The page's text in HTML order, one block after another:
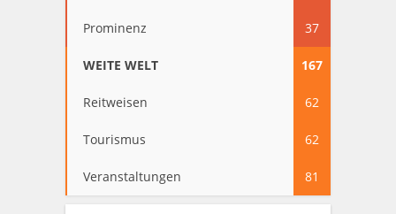
Prominenz 37
WEITE WELT 167
Reitweisen 62
Tourismus 62
Veranstaltungen 81